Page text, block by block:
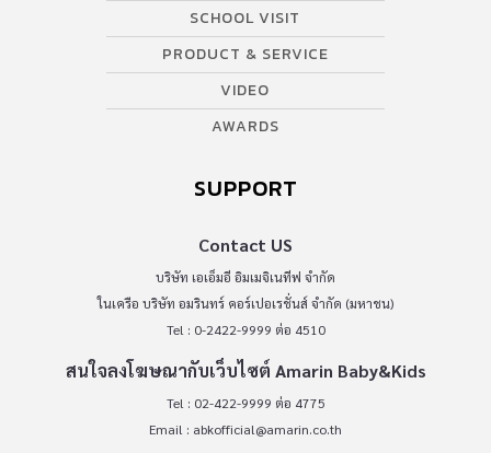
SCHOOL VISIT
PRODUCT & SERVICE
VIDEO
AWARDS
SUPPORT
Contact US
บริษัท เอเอ็มอี อิมเมจิเนทีฟ จำกัด
ในเครือ บริษัท อมรินทร์ คอร์เปอเรชั่นส์ จำกัด (มหาชน)
Tel : 0-2422-9999 ต่อ 4510
สนใจลงโฆษณากับเว็บไซต์ Amarin Baby&Kids
Tel : 02-422-9999 ต่อ 4775
Email : abkofficial@amarin.co.th